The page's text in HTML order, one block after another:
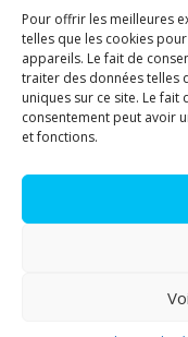
Pour offrir les meilleures
telles que les cookies
appareils. Le fait de
traiter des données telles
uniques sur ce site. Le
consentement peut avoir
et fonctions.
Entreposage
OUTILS
Demande
Politique de
Politique de
© Letarte